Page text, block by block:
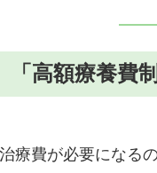
「高額療養費
療費が必要になる